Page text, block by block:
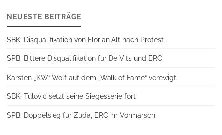
NEUESTE BEITRÄGE
SBK: Disqualifikation von Florian Alt nach Protest
SPB: Bittere Disqualifikation für De Vits und ERC
Karsten „KW“ Wolf auf dem „Walk of Fame“ verewigt
SBK: Tulovic setzt seine Siegesserie fort
SPB: Doppelsieg für Zuda, ERC im Vormarsch